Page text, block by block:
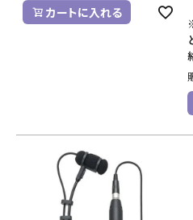
カートに入れる